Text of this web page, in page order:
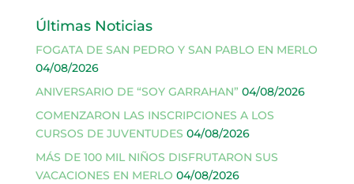
Últimas Noticias
FOGATA DE SAN PEDRO Y SAN PABLO EN MERLO
04/08/2026
ANIVERSARIO DE “SOY GARRAHAN” 04/08/2026
COMENZARON LAS INSCRIPCIONES A LOS
CURSOS DE JUVENTUDES 04/08/2026
MÁS DE 100 MIL NIÑOS DISFRUTARON SUS
VACACIONES EN MERLO 04/08/2026